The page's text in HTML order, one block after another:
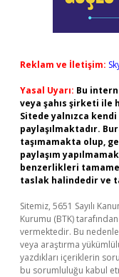
Reklam ve İletişim:
Yasal Uyarı: Bu
veya şahıs şirketi ile
Sitede yalnızca kendi
paylaşılmaktadır.
taşımamakta olup,
paylaşım
benzerlikleri
taslak halindedir ve
Sitemiz, 5651 Sayılı
Kurumu (BTK)
vermektedir. Bu
veya araştırma
yazdıkları içeriklerin
bu sorumluluğu kabul